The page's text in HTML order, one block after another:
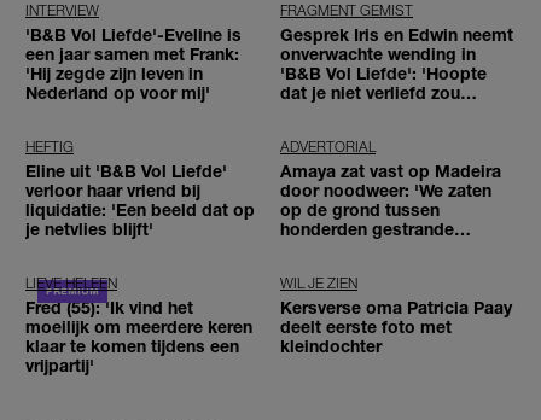
INTERVIEW
'B&B Vol Liefde'-Eveline is
een jaar samen met Frank:
'Hij zegde zijn leven in
Nederland op voor mij'
FRAGMENT GEMIST
Gesprek Iris en Edwin neemt
onverwachte wending in
'B&B Vol Liefde': 'Hoopte
dat je niet verliefd zou
HEFTIG
Eline uit 'B&B Vol Liefde'
verloor haar vriend bij
liquidatie: 'Een beeld dat op
je netvlies blijft'
ADVERTORIAL
Amaya zat vast op Madeira
door noodweer: 'We zaten
op de grond tussen
honderden gestrande
LIEVE HELEEN
Fred (55): 'Ik vind het
moeilijk om meerdere keren
klaar te komen tijdens een
vrijpartij'
WIL JE ZIEN
Kersverse oma Patricia Paay
deelt eerste foto met
kleindochter